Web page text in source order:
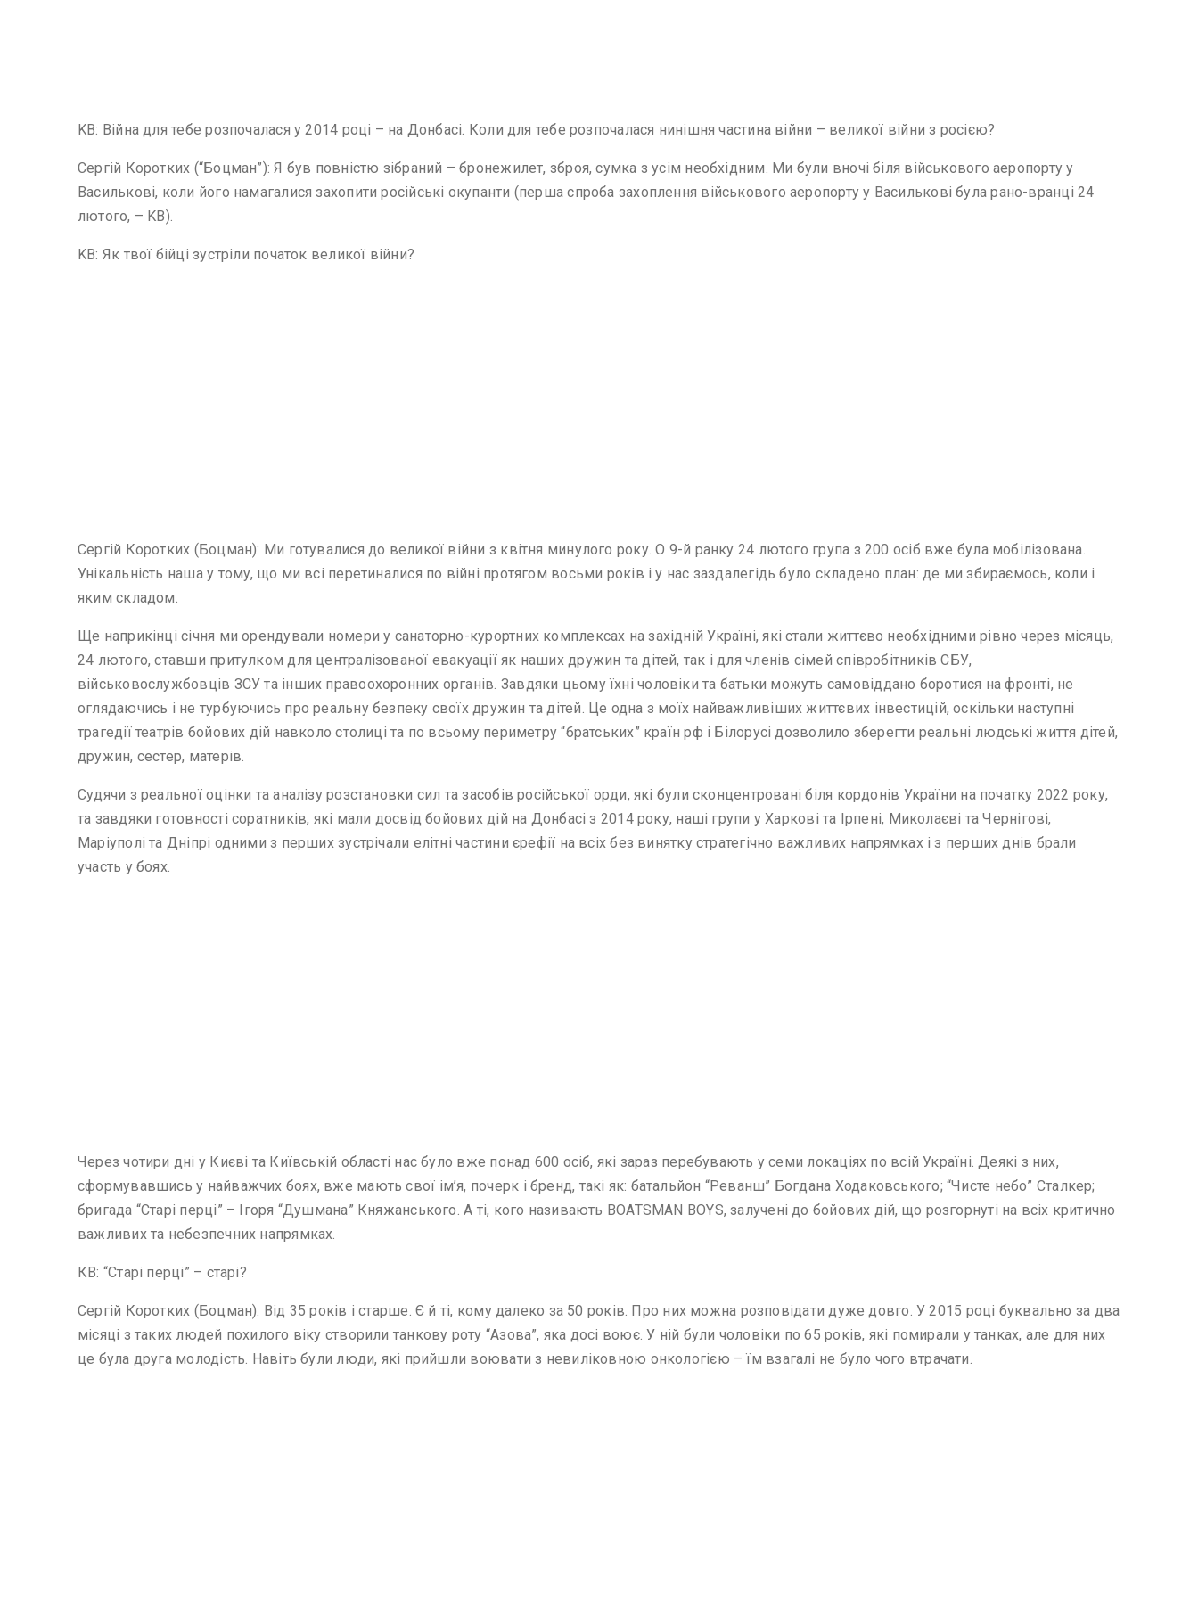
KВ: Війна для тебе розпочалася у 2014 році – на Донбасі. Коли для тебе розпочалася нинішня частина війни – великої війни з росією?
Сергій Коротких (“Боцман”): Я був повністю зібраний – бронежилет, зброя, сумка з усім необхідним. Ми були вночі біля військового аеропорту у
Василькові, коли його намагалися захопити російські окупанти (перша спроба захоплення військового аеропорту у Василькові була рано-вранці 24
лютого, – KВ).
KВ: Як твої бійці зустріли початок великої війни?
Сергій Коротких (Боцман): Ми готувалися до великої війни з квітня минулого року. О 9-й ранку 24 лютого група з 200 осіб вже була мобілізована.
Унікальність наша у тому, що ми всі перетиналися по війні протягом восьми років і у нас заздалегідь було складено план: де ми збираємось, коли і
яким складом.
Ще наприкінці січня ми орендували номери у санаторно-курортних комплексах на західній Україні, які стали життєво необхідними рівно через місяць,
24 лютого, ставши притулком для централізованої евакуації як наших дружин та дітей, так і для членів сімей співробітників СБУ,
військовослужбовців ЗСУ та інших правоохоронних органів. Завдяки цьому їхні чоловіки та батьки можуть самовіддано боротися на фронті, не
оглядаючись і не турбуючись про реальну безпеку своїх дружин та дітей. Це одна з моїх найважливіших життєвих інвестицій, оскільки наступні
трагедії театрів бойових дій навколо столиці та по всьому периметру “братських” країн рф і Білорусі дозволило зберегти реальні людські життя дітей,
дружин, сестер, матерів.
Судячи з реальної оцінки та аналізу розстановки сил та засобів російської орди, які були сконцентровані біля кордонів України на початку 2022 року,
та завдяки готовності соратників, які мали досвід бойових дій на Донбасі з 2014 року, наші групи у Харкові та Ірпені, Миколаєві та Чернігові,
Маріуполі та Дніпрі одними з перших зустрічали елітні частини єрефії на всіх без винятку стратегічно важливих напрямках і з перших днів брали
участь у боях.
Через чотири дні у Києві та Київській області нас було вже понад 600 осіб, які зараз перебувають у семи локаціях по всій Україні. Деякі з них,
сформувавшись у найважчих боях, вже мають свої ім’я, почерк і бренд, такі як: батальйон “Реванш” Богдана Ходаковського; “Чисте небо” Сталкер;
бригада “Старі перці” – Ігоря “Душмана” Княжанського. А ті, кого називають BOATSMAN BOYS, залучені до бойових дій, що розгорнуті на всіх критично
важливих та небезпечних напрямках.
КВ: “Старі перці” – старі?
Сергій Коротких (Боцман): Від 35 років і старше. Є й ті, кому далеко за 50 років. Про них можна розповідати дуже довго. У 2015 році буквально за два
місяці з таких людей похилого віку створили танкову роту “Азова”, яка досі воює. У ній були чоловіки по 65 років, які помирали у танках, але для них
це була друга молодість. Навіть були люди, які прийшли воювати з невиліковною онкологією – їм взагалі не було чого втрачати.